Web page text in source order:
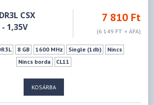
CSX
1,35V
7 810 Ft
(6 149 FT + ÁFA)
8 GB 1600 MHz Single (1db)
Nincs
Nincs borda
CL11
KOSÁRBA